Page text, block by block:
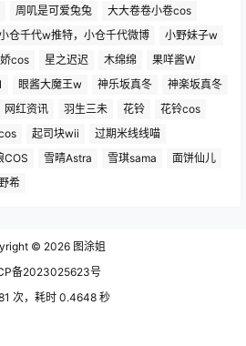
周叽是可爱兔兔
大大卷卷小卷cos
仓千代w推特，小仓千代微博
小野妹子w
cos 星之迟迟 木绵绵
果咩酱W
眼酱大魔王w 神乐坂真冬
神楽坂真冬
网红资讯 羽生三未 花铃
花铃cos
起司块wii
过期米线线喵
COS 雪晴Astra 雪琪sama
面饼仙儿
希
© 2026 图涂姐
备2023025623号
次，耗时 0.4648 秒